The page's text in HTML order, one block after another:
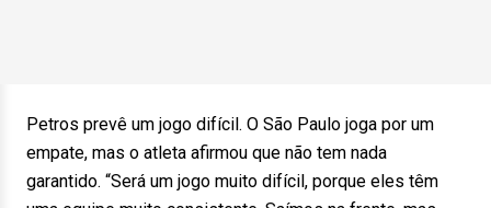
Petros prevê um jogo difícil. O São Paulo joga por um
empate, mas o atleta afirmou que não tem nada
garantido. “Será um jogo muito difícil, porque eles têm